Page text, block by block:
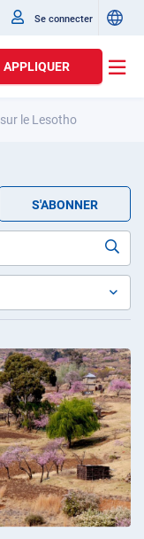
Se connecter
APPLIQUER
le Lesotho
S'ABONNER